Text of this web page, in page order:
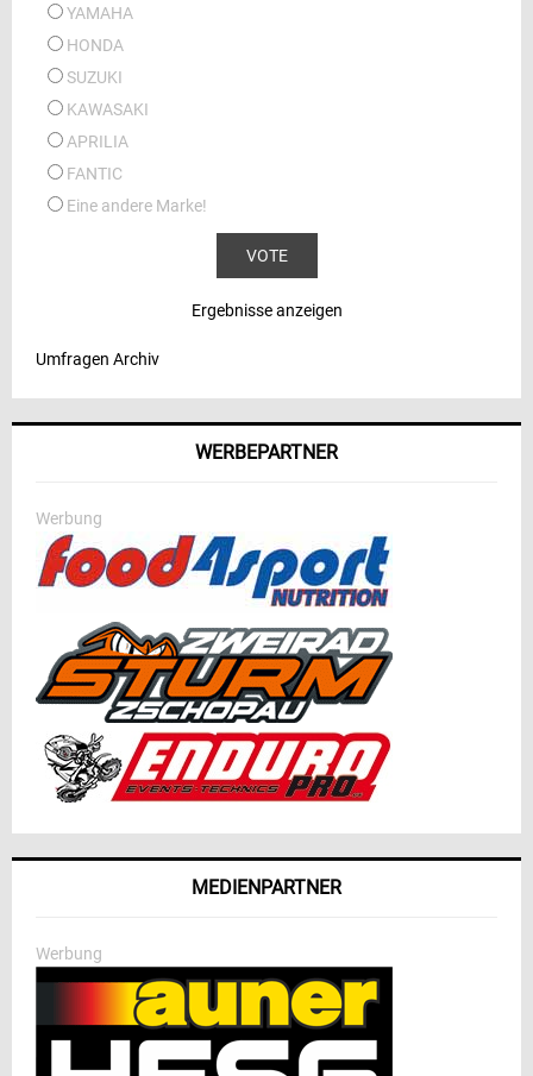
YAMAHA
HONDA
SUZUKI
KAWASAKI
APRILIA
FANTIC
Eine andere Marke!
Ergebnisse anzeigen
Umfragen Archiv
WERBEPARTNER
Werbung
MEDIENPARTNER
Werbung